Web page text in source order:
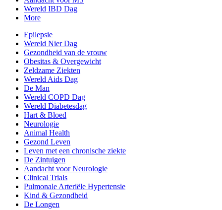
Wereld IBD Dag
More
Epilepsie
Wereld Nier Dag
Gezondheid van de vrouw
Obesitas & Overgewicht
Zeldzame Ziekten
Wereld Aids Dag
De Man
Wereld COPD Dag
Wereld Diabetesdag
Hart & Bloed
Neurologie
Animal Health
Gezond Leven
Leven met een chronische ziekte
De Zintuigen
Aandacht voor Neurologie
Clinical Trials
Pulmonale Arteriële Hypertensie
Kind & Gezondheid
De Longen